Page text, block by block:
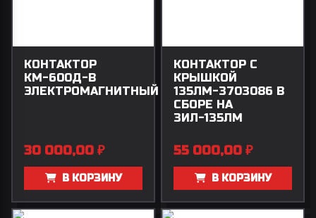
КОНТАКТОР
КМ-600Д-В
ЭЛЕКТРОМАГНИТНЫЙ
30 000,00 ₽
В КОРЗИНУ
КОНТАКТОР С
КРЫШКОЙ
135ЛМ-3703086 В
СБОРЕ НА
ЗИЛ-135ЛМ
55 000,00 ₽
В КОРЗИНУ